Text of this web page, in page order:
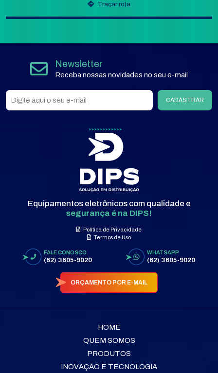
Traçar rota
Newsletter
Receba nossas novidades no seu e-mail
CADASTRAR
Equipamentos eletrônicos com qualidade e
segurança é na DIPS!
Política de Privacidade
Termos de Uso
FALE CONOSCO
(62) 3605-9020
WHATSAPP
(62) 3605-9020
ORÇAMENTO POR E-MAIL
HOME
QUEM SOMOS
PRODUTOS
INOVAÇÃO E TECNOLOGIA